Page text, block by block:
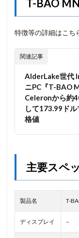
T-BAO
特徴等の詳細はこち
関連記事
AlderLake世代
ニPC『T-BAO
Celeronから約
して173.99ド
格値
主要スペ
製品名 T-
ディスプレイ –